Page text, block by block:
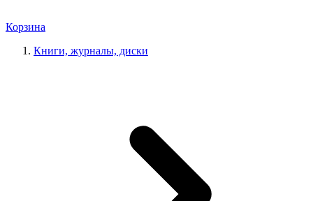
Корзина
Книги, журналы, диски